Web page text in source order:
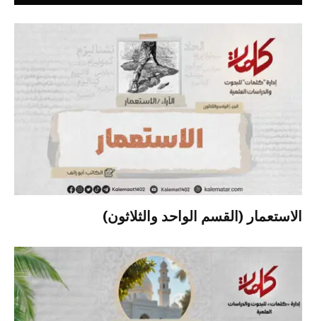
الاستعمار (القسم الواحد والثلاثون)